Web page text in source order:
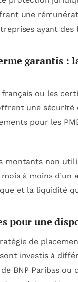
une
ayant des
garantis :
français ou les
une sécurité
pour les
non
à moins d’un
et la liquidité
pour une
de
investis à
BNP Paribas